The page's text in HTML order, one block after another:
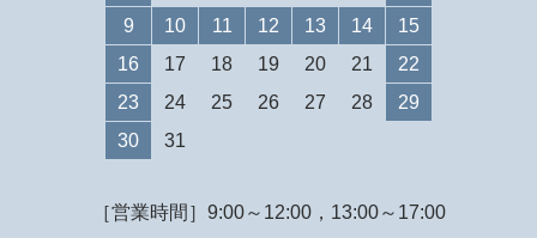
9
10 11 12 13 14
15
16
17 18 19 20 21
22
23
24 25 26 27 28
29
30
31
［営業時間］9:00～12:00，13:00～17:00